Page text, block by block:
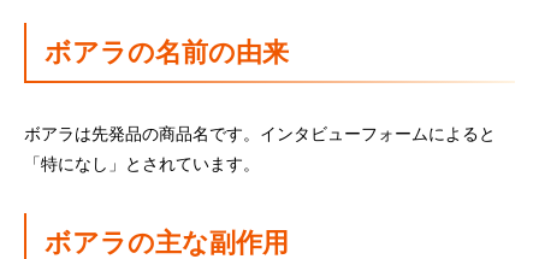
ボアラの名前の由来
ボアラは先発品の商品名です。インタビューフォームによると
「特になし」とされています。
ボアラの主な副作用